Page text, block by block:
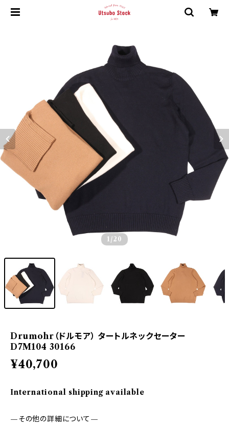
1 /20
Drumohr（ドルモア） タートルネックセーター
D7M104 30166
¥40,700
International shipping available
—その他の詳細について—